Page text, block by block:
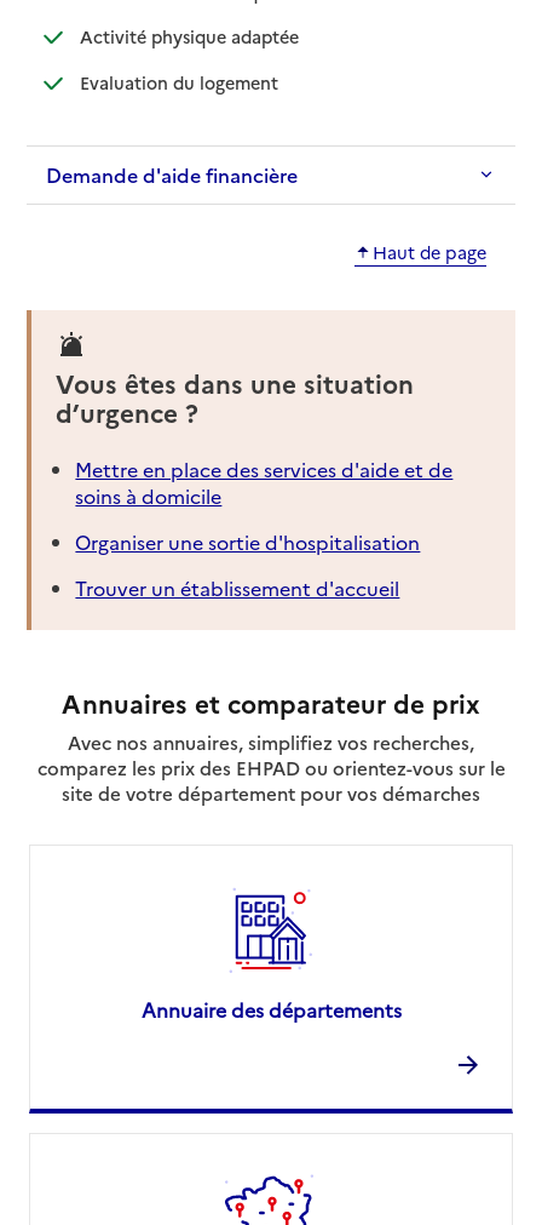
Activité physique adaptée: disponible
: non disponible
Evaluation du logement: disponible
: non disponible
Demande d'aide financière
Haut de page
Vous êtes dans une situation
d’urgence ?
Mettre en place des services d'aide et de
soins à domicile
Organiser une sortie d'hospitalisation
Trouver un établissement d'accueil
Annuaires et comparateur de prix
Avec nos annuaires, simplifiez vos recherches,
comparez les prix des EHPAD ou orientez-vous sur le
site de votre département pour vos démarches
Annuaire des départements